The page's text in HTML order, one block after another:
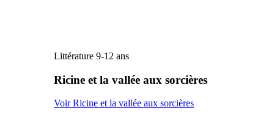
Littérature 9-12 ans
Ricine et la vallée aux sorcières
Voir Ricine et la vallée aux sorcières